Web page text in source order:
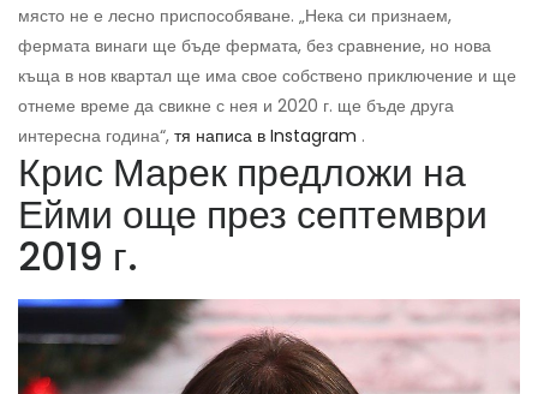
място не е лесно приспособяване. „Нека си признаем,
фермата винаги ще бъде фермата, без сравнение, но нова
къща в нов квартал ще има свое собствено приключение и ще
отнеме време да свикне с нея и 2020 г. ще бъде друга
интересна година“, тя написа в Instagram .
Крис Марек предложи на
Ейми още през септември
2019 г.